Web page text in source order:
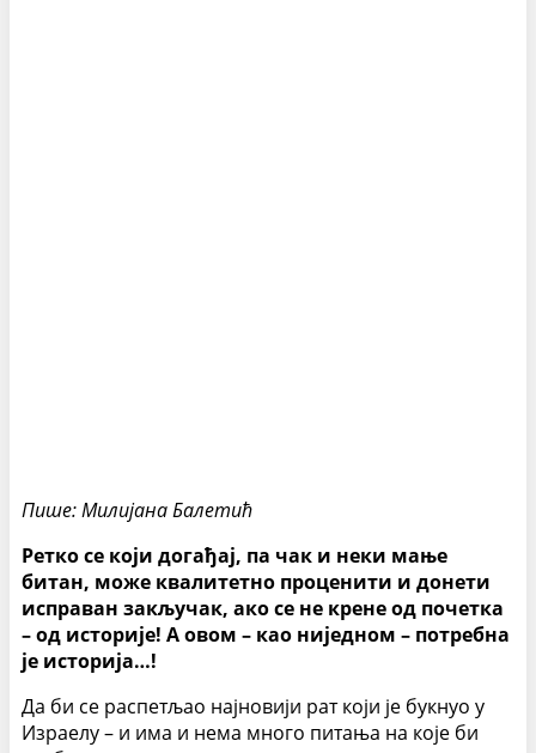
Пише: Милијана Балетић
Ретко се који догађај, па чак и неки мање
битан, може квалитетно проценити и донети
исправан закључак, ако се не крене од почетка
– од историје! А овом – као ниједном – потребна
је историја…!
Да би се распетљао најновији рат који је букнуо у
Израелу – и има и нема много питања на које би